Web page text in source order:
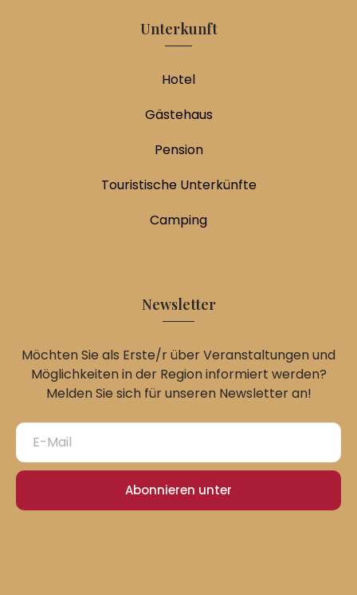
Unterkunft
Hotel
Gästehaus
Pension
Touristische Unterkünfte
Camping
Newsletter
Möchten Sie als Erste/r über Veranstaltungen und
Möglichkeiten in der Region informiert werden?
Melden Sie sich für unseren Newsletter an!
Abonnieren unter